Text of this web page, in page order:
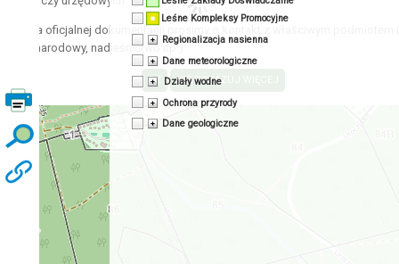
Leśne Kompleksy Promocyjne
Regionalizacja nasienna
Dane meteorologiczne
Działy wodne
Ochrona przyrody
Dane geologiczne
oficjalnej dokumentacji prosimy o kontakt z właściwym podmiotem
park narodowy, nadleśnictwo itp.)